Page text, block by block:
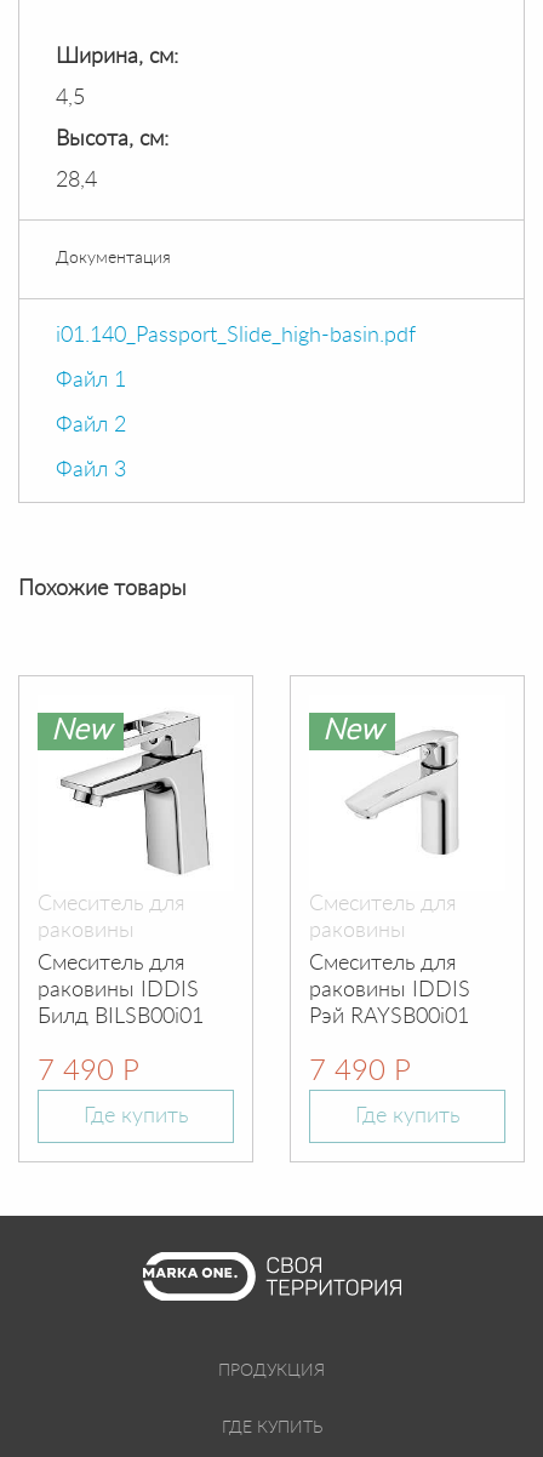
Ширина, см:
4,5
Высота, см:
28,4
Документация
i01.140_Passport_Slide_high-basin.pdf
Файл 1
Файл 2
Файл 3
Похожие товары
New
Смеситель для
раковины
Смеситель для
раковины IDDIS
Билд BILSB00i01
7 490 Р
Где купить
New
Смеситель для
раковины
Смеситель для
раковины IDDIS
Рэй RAYSB00i01
7 490 Р
Где купить
ПРОДУКЦИЯ
ГДЕ КУПИТЬ